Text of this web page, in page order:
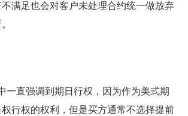
满足也会对客户未处理合约统一做放弃
一直强调到期日行权，因为作为美式期
行权的权利，但是买方通常不选择提前